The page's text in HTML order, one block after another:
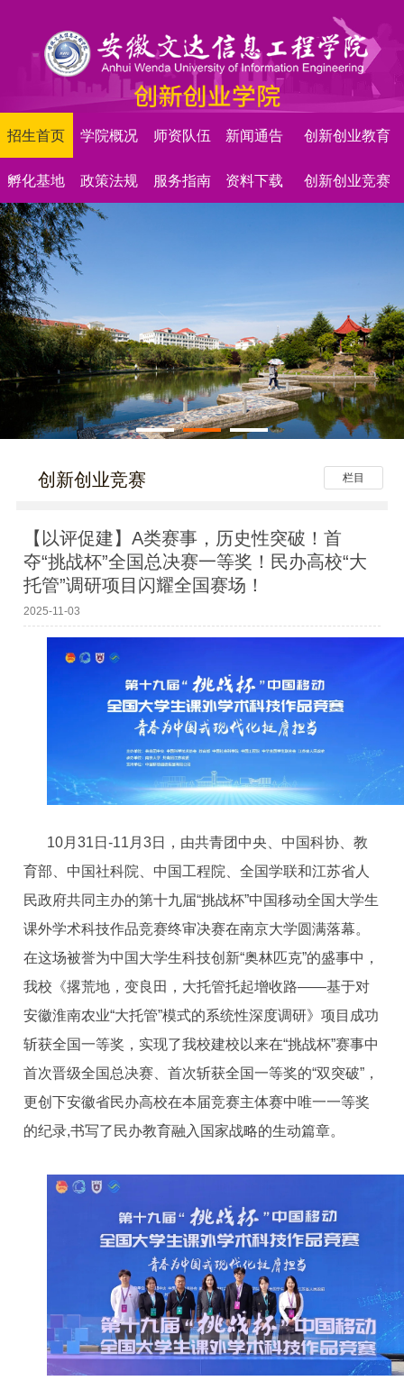
招生首页 学院概况 师资队伍 新闻通告 创新创业教育
孵化基地 政策法规 服务指南 资料下载 创新创业竞赛
栏目
创新创业竞赛
【以评促建】A类赛事，历史性突破！首
夺“挑战杯”全国总决赛一等奖！民办高校“大
托管”调研项目闪耀全国赛场！
2025-11-03
10月31日-11月3日，由共青团中央、中国科协、教
育部、中国社科院、中国工程院、全国学联和江苏省人
民政府共同主办的第十九届“挑战杯”中国移动全国大学生
课外学术科技作品竞赛终审决赛在南京大学圆满落幕。
在这场被誉为中国大学生科技创新“奥林匹克”的盛事中，
我校《撂荒地，变良田，大托管托起增收路——基于对
安徽淮南农业“大托管”模式的系统性深度调研》项目成功
斩获全国一等奖，实现了我校建校以来在“挑战杯”赛事中
首次晋级全国总决赛、首次斩获全国一等奖的“双突破”，
更创下安徽省民办高校在本届竞赛主体赛中唯一一等奖
的纪录,书写了民办教育融入国家战略的生动篇章。